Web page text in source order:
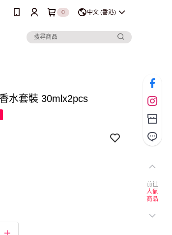
0 中文 (香港)
水套裝 30mlx2pcs
前往
人氣
商品